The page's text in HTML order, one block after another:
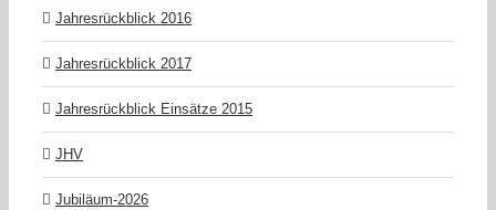
Jahresrückblick 2016
Jahresrückblick 2017
Jahresrückblick Einsätze 2015
JHV
Jubiläum-2026